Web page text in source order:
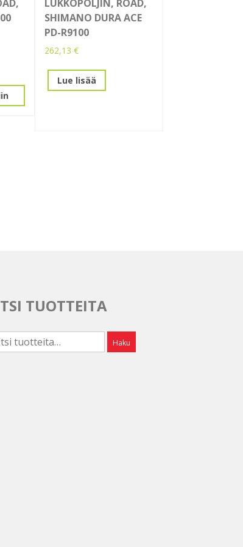
LUKKOPOLJIN, ROAD,
SHIMANO DURA ACE
PD-R9100
262,13 €
Lue lisää
TUOTTEITA
Haku